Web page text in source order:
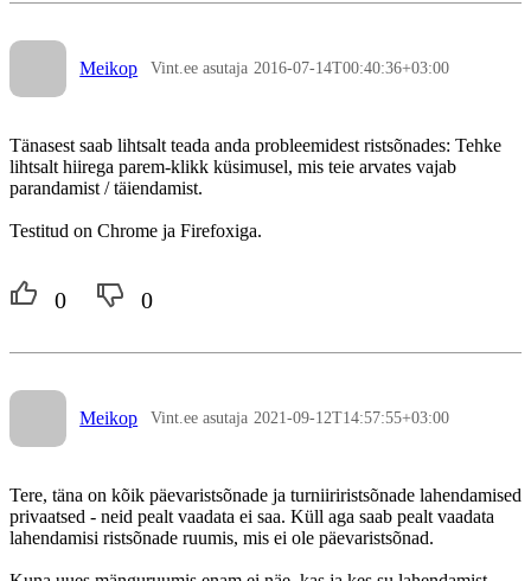
Meikop Vint.ee asutaja 2016-07-14T00:40:36+03:00
Tänasest saab lihtsalt teada anda probleemidest ristsõnades: Tehke
lihtsalt hiirega parem-klikk küsimusel, mis teie arvates vajab
parandamist / täiendamist.
Testitud on Chrome ja Firefoxiga.
0 0
Meikop Vint.ee asutaja 2021-09-12T14:57:55+03:00
Tere, täna on kõik päevaristsõnade ja turniiriristsõnade lahendamised
privaatsed - neid pealt vaadata ei saa. Küll aga saab pealt vaadata
lahendamisi ristsõnade ruumis, mis ei ole päevaristsõnad.